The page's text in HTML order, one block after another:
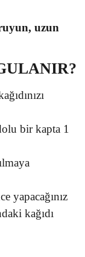
uzun
bir kapta 1
yapacağınız
kağıdı